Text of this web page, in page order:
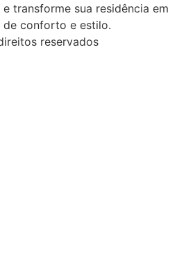
transforme sua residência em
de conforto e estilo.
reservados